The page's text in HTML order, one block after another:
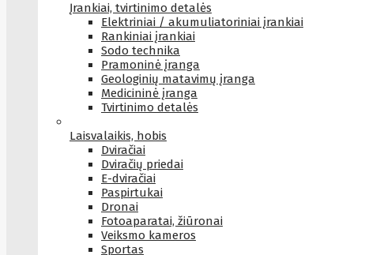
Įrankiai, tvirtinimo detalės
Elektriniai / akumuliatoriniai įrankiai
Rankiniai įrankiai
Sodo technika
Pramoninė įranga
Geologinių matavimų įranga
Medicininė įranga
Tvirtinimo detalės
Laisvalaikis, hobis
Dviračiai
Dviračių priedai
E-dviračiai
Paspirtukai
Dronai
Fotoaparatai, žiūronai
Veiksmo kameros
Sportas